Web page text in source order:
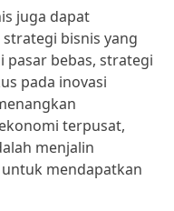
juga dapat
bisnis yang
pasar bebas, strategi
pada inovasi
terpusat,
menjalin
mendapatkan